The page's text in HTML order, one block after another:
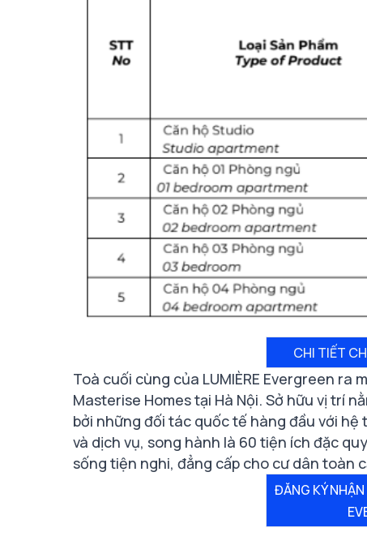
CHI TIẾT
Toà cuối cùng của LUMIÈRE Evergreen ra
Masterise Homes tại Hà Nội. Sở hữu vị trí
bởi những đối tác quốc tế hàng đầu với
và dịch vụ, song hành là 60 tiện ích đặc
sống tiện nghi, đẳng cấp cho cư dân toàn
ĐĂNG KÝ